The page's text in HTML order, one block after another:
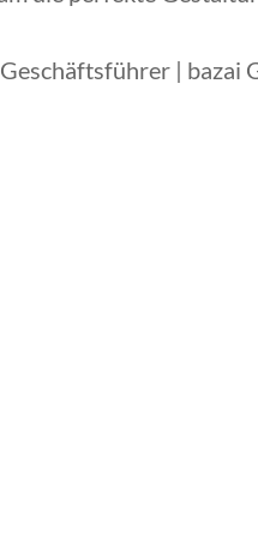
Geschäftsführer | bazai